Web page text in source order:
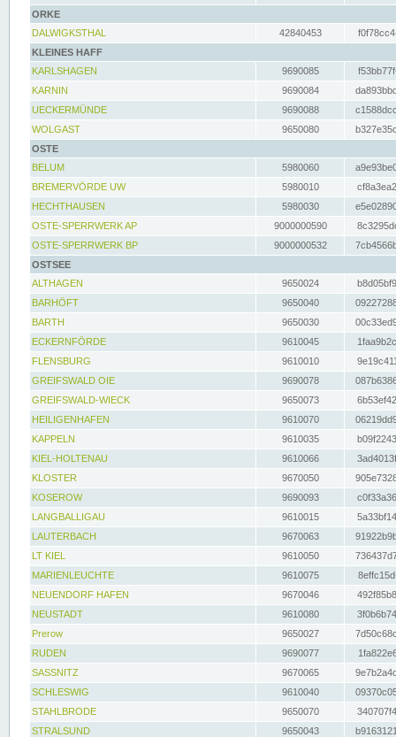
ORKE
DALWIGKSTHAL
42840453
KLEINES HAFF
KARLSHAGEN
9690085
KARNIN
9690084
UECKERMÜNDE
9690088
WOLGAST
9650080
OSTE
BELUM
5980060
BREMERVÖRDE UW
5980010
HECHTHAUSEN
5980030
OSTE-SPERRWERK AP
9000000590
OSTE-SPERRWERK BP
9000000532
OSTSEE
ALTHAGEN
9650024
BARHÖFT
9650040
BARTH
9650030
ECKERNFÖRDE
9610045
FLENSBURG
9610010
GREIFSWALD OIE
9690078
GREIFSWALD-WIECK
9650073
HEILIGENHAFEN
9610070
KAPPELN
9610035
KIEL-HOLTENAU
9610066
KLOSTER
9670050
KOSEROW
9690093
LANGBALLIGAU
9610015
LAUTERBACH
9670063
LT KIEL
9610050
MARIENLEUCHTE
9610075
NEUENDORF HAFEN
9670046
NEUSTADT
9610080
Prerow
9650027
RUDEN
9690077
SASSNITZ
9670065
SCHLESWIG
9610040
STAHLBRODE
9650070
STRALSUND
9650043